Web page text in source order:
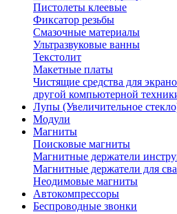
Пистолеты клеевые
Фиксатор резьбы
Смазочные материалы
Ультразвуковые ванны
Текстолит
Макетные платы
Чистящие средства для
другой компьютерной
Лупы (Увеличительное
Модули
Магниты
Поисковые магниты
Магнитные держатели
Магнитные держатели для
Неодимовые магниты
Автокомпрессоры
Беспроводные звонки